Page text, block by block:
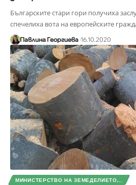
Българските стари гори получиха
спечелиха вота на европейските
Павлина Георгиева 16.10.2020
МИНИСТЕРСТВО НА ЗЕМЕДЕЛИЕТО,...